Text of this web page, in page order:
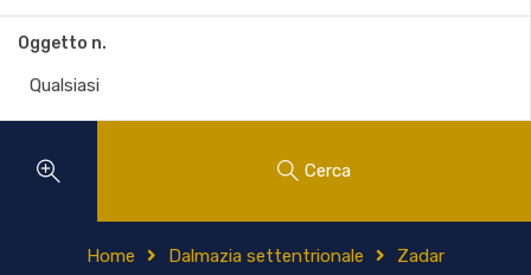
Oggetto n.
Cerca
Home Dalmazia settentrionale Zadar